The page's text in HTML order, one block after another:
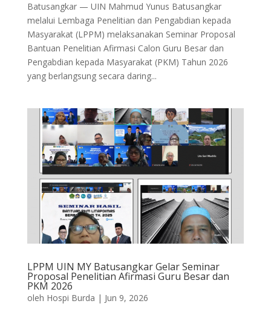
Batusangkar — UIN Mahmud Yunus Batusangkar
melalui Lembaga Penelitian dan Pengabdian kepada
Masyarakat (LPPM) melaksanakan Seminar Proposal
Bantuan Penelitian Afirmasi Calon Guru Besar dan
Pengabdian kepada Masyarakat (PKM) Tahun 2026
yang berlangsung secara daring...
LPPM UIN MY Batusangkar Gelar Seminar
Proposal Penelitian Afirmasi Guru Besar dan
PKM 2026
oleh Hospi Burda | Jun 9, 2026